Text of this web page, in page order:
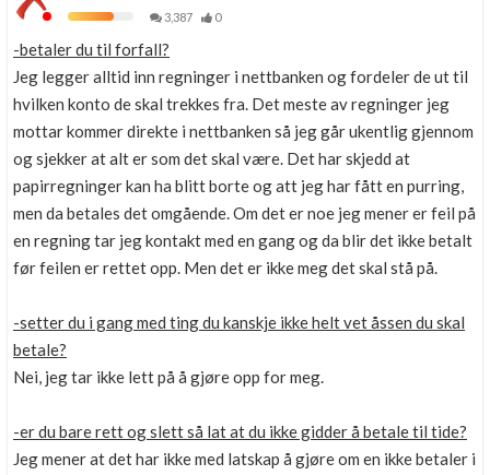
3,387 0
-betaler du til forfall?
Jeg legger alltid inn regninger i nettbanken og fordeler de ut til
hvilken konto de skal trekkes fra. Det meste av regninger jeg
mottar kommer direkte i nettbanken så jeg går ukentlig gjennom
og sjekker at alt er som det skal være. Det har skjedd at
papirregninger kan ha blitt borte og att jeg har fått en purring,
men da betales det omgående. Om det er noe jeg mener er feil på
en regning tar jeg kontakt med en gang og da blir det ikke betalt
før feilen er rettet opp. Men det er ikke meg det skal stå på.
-setter du i gang med ting du kanskje ikke helt vet åssen du skal
betale?
Nei, jeg tar ikke lett på å gjøre opp for meg.
-er du bare rett og slett så lat at du ikke gidder å betale til tide?
Jeg mener at det har ikke med latskap å gjøre om en ikke betaler i